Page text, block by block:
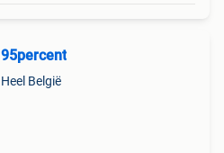
95percent
Heel België